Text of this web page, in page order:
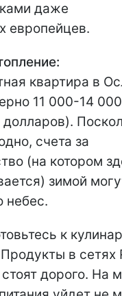
даже
европейцев.
квартира в
11 000-14
счета за
(на котором
зимой
небес.
к
в сетях
дорого. На